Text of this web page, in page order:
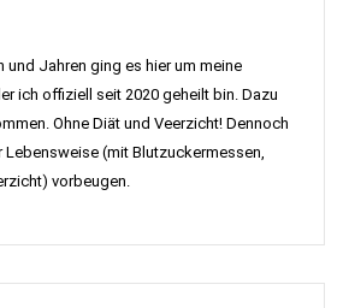
und Jahren ging es hier um meine
ich offiziell seit 2020 geheilt bin. Dazu
Ohne Diät und Veerzicht! Dennoch
Lebensweise (mit Blutzuckermessen,
vorbeugen.